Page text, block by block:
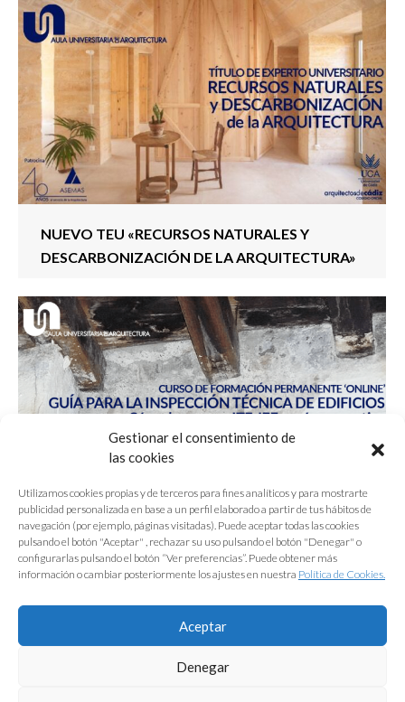
Gestionar el consentimiento de
las cookies
Utilizamos cookies propias y de terceros para fines analíticos y para mostrarte
publicidad personalizada en base a un perfil elaborado a partir de tus hábitos de
navegación (por ejemplo, páginas visitadas). Puede aceptar todas las cookies
pulsando el botón "Aceptar" , rechazar su uso pulsando el botón "Denegar" o
configurarlas pulsando el botón “Ver preferencias”. Puede obtener más
información o cambiar posteriormente los ajustes en nuestra Política de Cookies.
Aceptar
Denegar
NUEVO TEU «RECURSOS NATURALES Y
DESCARBONIZACIÓN DE LA ARQUITECTURA»
AUA13.24 CFP «GUÍA PARA LA INSPECCIÓN
TÉCNICA DE EDIFICIOS»